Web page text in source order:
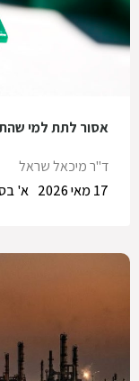
אסור לתת למי
ד"ר מיכאל שראל
א'
17 מאי 2026